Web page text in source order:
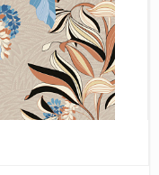
Marburg
Prima Italiana
Rasch